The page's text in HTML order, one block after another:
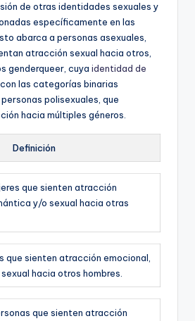
de otras identidades sexuales y
específicamente en las
abarca a personas asexuales,
atracción sexual hacia otros,
genderqueer, cuya identidad de
las categorías binarias
polisexuales, que
hacia múltiples géneros.
Definición
que sienten atracción
y/o sexual hacia otras
que sienten atracción emocional,
hacia otros hombres.
que sienten atracción